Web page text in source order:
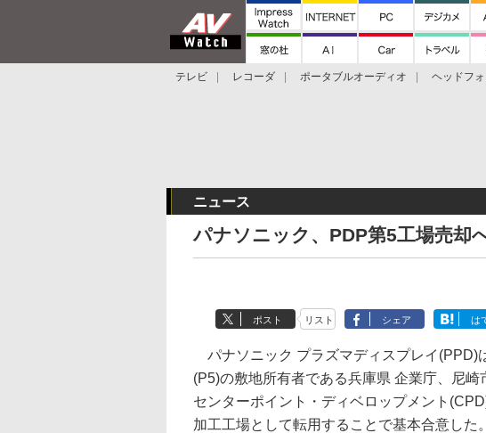
テレビ レコーダ ポータブルオーディオ ヘッドフ
ニュース
パナソニック、PDP第5工場売却
ポスト リスト シェア は
パナソニック プラズマディスプレイ(PPD)
(P5)の敷地所有者である兵庫県 企業庁、尼
センターポイント・ディベロップメント
加工工場として転用することで基本合意し